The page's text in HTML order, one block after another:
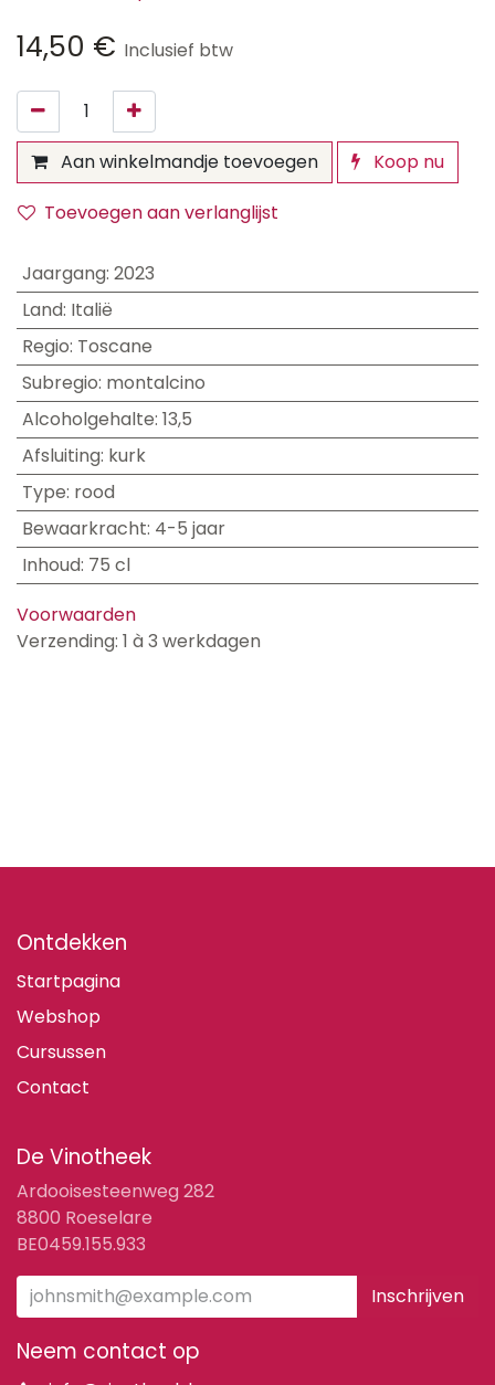
14,50 € Inclusief btw
Aan winkelmandje toevoegen
Koop nu
Toevoegen aan verlanglijst
Jaargang: 2023
Land: Italië
Regio: Toscane
Subregio: montalcino
Alcoholgehalte: 13,5
Afsluiting: kurk
Type: rood
Bewaarkracht: 4-5 jaar
Inhoud: 75 cl
Voorwaarden
Verzending: 1 à 3 werkdagen
Ontdekken
Startpagina
Webshop
Cursussen
Contact
De Vinotheek
Ardooisesteenweg 282
8800 Roeselare
BE0459.155.933
Inschrijven
Neem contact op